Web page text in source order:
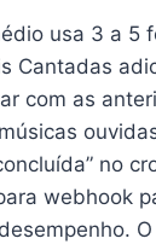
usa 3 a 5
Cantadas
com as
no
webhook